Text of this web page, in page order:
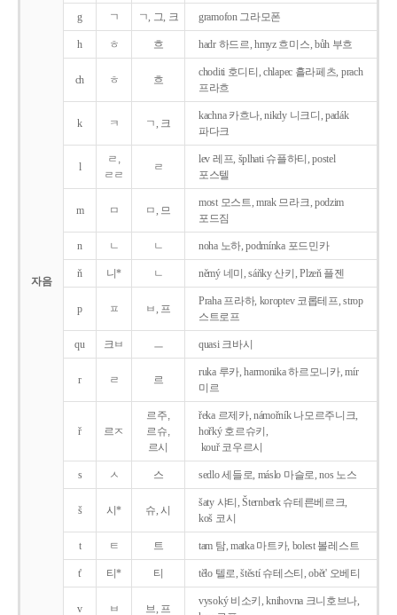
자음
g ㄱ ㄱ, 그, 크 gramofon 그라모폰
h ㅎ 흐 hadr 하드르, hmyz 흐미스, bůh 부흐
ch ㅎ 흐
choditi 호디티, chlapec 흘라페츠, prach
프라흐
k ㅋ ㄱ, 크
kachna 카흐나, nikdy 니크디, padák
파다크
l
ㄹ,
ㄹㄹ
ㄹ
lev 레프, šplhati 슈플하티, postel
포스텔
m ㅁ ㅁ, 므
most 모스트, mrak 므라크, podzim
포드짐
n ㄴ ㄴ noha 노하, podmínka 포드민카
ň 니* ㄴ němý 네미, sáňky 산키, Plzeň 플젠
p ㅍ ㅂ, 프
Praha 프라하, koroptev 코롭테프, strop
스트로프
qu 크ㅂ ㅡ quasi 크바시
r ㄹ 르
ruka 루카, harmonika 하르모니카, mír
미르
ř 르ㅈ
르주,
르슈,
르시
řeka 르제카, námořník 나모르주니크,
hořký 호르슈키,
kouř 코우르시
s ㅅ 스 sedlo 세들로, máslo 마슬로, nos 노스
š 시* 슈, 시
šaty 샤티, Šternberk 슈테른베르크,
koš 코시
t ㅌ 트 tam 탐, matka 마트카, bolest 볼레스트
t' 티* 티 tělo 텔로, štěstí 슈테스티, obět' 오베티
v ㅂ 브, 프
vysoký 비소키, knihovna 크니호브나,